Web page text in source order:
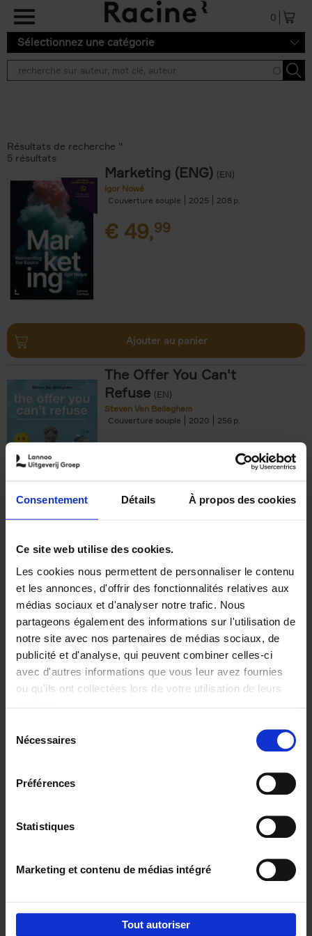
Consentement Détails À propos des cookies
Ce site web utilise des cookies.
Les cookies nous permettent de personnaliser le contenu
et les annonces, d'offrir des fonctionnalités relatives aux
médias sociaux et d'analyser notre trafic. Nous
partageons également des informations sur l'utilisation de
notre site avec nos partenaires de médias sociaux, de
publicité et d'analyse, qui peuvent combiner celles-ci
avec d'autres informations que vous leur avez fournies
ou qu'ils ont collectées lors de votre utilisation de leurs
Nécessaires
Préférences
Statistiques
Marketing et contenu de médias intégré
Tout autoriser
Aller au contenu principal
0
Sélectionnez une catégorie
Résultats de recherche ''
5 résultats
Marketing (ENG) (EN)
Igor Nowé
Couverture souple
2025 208
€ 49,99
Ajouter au panier
The Offer You Can't
Refuse (EN)
Steven Van Belleghem
Couverture souple
2020 256
€37,50
Building Bonds = Building
Business
Jochen Roef Jozefien De Feyter
Carolien Boom
Couverture souple
2025 200
€29,99
Digital marketing like a PRO -
completely revised edition (EN)